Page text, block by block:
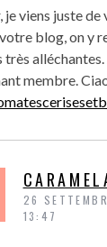
je viens juste de
blog, on y
alléchantes.
membre.
26
13:47